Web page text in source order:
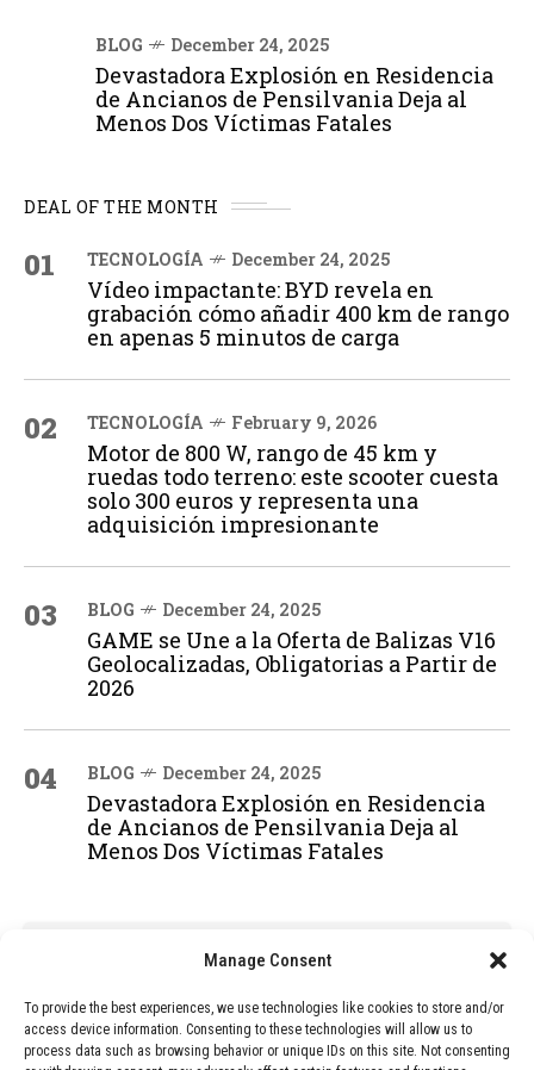
Manage Consent
To provide the best experiences, we use technologies like cookies to store and/or
access device information. Consenting to these technologies will allow us to
process data such as browsing behavior or unique IDs on this site. Not consenting
BLOG December 24, 2025
Devastadora Explosión en Residencia
de Ancianos de Pensilvania Deja al
Menos Dos Víctimas Fatales
DEAL OF THE MONTH
01 TECNOLOGÍA December 24, 2025
Vídeo impactante: BYD revela en
grabación cómo añadir 400 km de rango
en apenas 5 minutos de carga
02 TECNOLOGÍA February 9, 2026
Motor de 800 W, rango de 45 km y
ruedas todo terreno: este scooter cuesta
solo 300 euros y representa una
adquisición impresionante
03 BLOG December 24, 2025
GAME se Une a la Oferta de Balizas V16
Geolocalizadas, Obligatorias a Partir de
2026
04 BLOG December 24, 2025
Devastadora Explosión en Residencia
de Ancianos de Pensilvania Deja al
Menos Dos Víctimas Fatales